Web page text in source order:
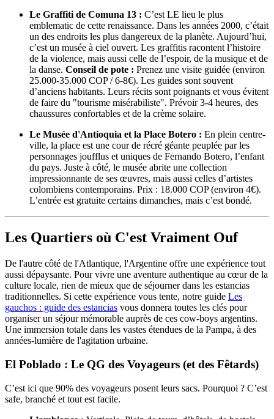
Le Graffiti de Comuna 13 : C’est LE lieu le plus
emblematic de cette renaissance. Dans les années 2000, c’était
un des endroits les plus dangereux de la planète. Aujourd’hui,
c’est un musée à ciel ouvert. Les graffitis racontent l’histoire
de la violence, mais aussi celle de l’espoir, de la musique et de
la danse. Conseil de pote : Prenez une visite guidée (environ
25.000-35.000 COP / 6-8€). Les guides sont souvent
d’anciens habitants. Leurs récits sont poignants et vous évitent
de faire du "tourisme misérabiliste". Prévoir 3-4 heures, des
chaussures confortables et de la crème solaire.
Le Musée d'Antioquia et la Place Botero : En plein centre-
ville, la place est une cour de récré géante peuplée par les
personnages joufflus et uniques de Fernando Botero, l’enfant
du pays. Juste à côté, le musée abrite une collection
impressionnante de ses œuvres, mais aussi celles d’artistes
colombiens contemporains. Prix : 18.000 COP (environ 4€).
L’entrée est gratuite certains dimanches, mais c’est bondé.
Les Quartiers où C'est Vraiment Ouf
De l'autre côté de l'Atlantique, l'Argentine offre une expérience tout
aussi dépaysante. Pour vivre une aventure authentique au cœur de la
culture locale, rien de mieux que de séjourner dans les estancias
traditionnelles. Si cette expérience vous tente, notre guide Les
gauchos : guide des estancias vous donnera toutes les clés pour
organiser un séjour mémorable auprès de ces cow-boys argentins.
Une immersion totale dans les vastes étendues de la Pampa, à des
années-lumière de l'agitation urbaine.
El Poblado : Le QG des Voyageurs (et des Fêtards)
C’est ici que 90% des voyageurs posent leurs sacs. Pourquoi ? C’est
safe, branché et tout est facile.